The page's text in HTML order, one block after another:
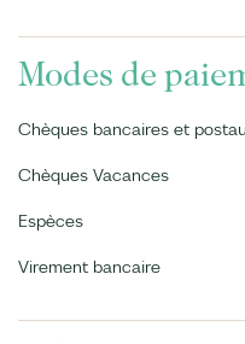
Modes de
Chèques bancaires et
Chèques Vacances
Espèces
Virement bancaire